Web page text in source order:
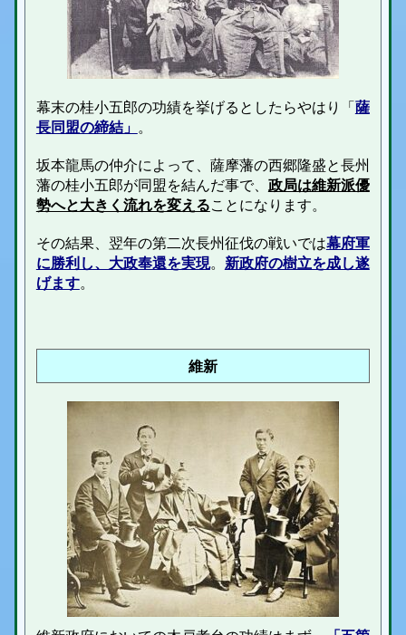
幕末の桂小五郎の功績を挙げるとしたらやはり「薩
長同盟の締結」 。
坂本龍馬の仲介によって、薩摩藩の西郷隆盛と長州
藩の桂小五郎が同盟を結んだ事で、 政局は維新派優
勢へと大きく流れを変えることになります。
その結果、翌年の第二次長州征伐の戦いでは幕府軍
に勝利し、大政奉還を実現。 新政府の樹立を成し遂
げます。
維新